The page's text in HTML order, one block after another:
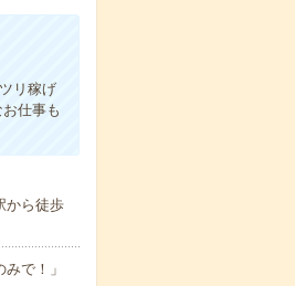
リ稼げ
仕事も
から徒歩
で！」